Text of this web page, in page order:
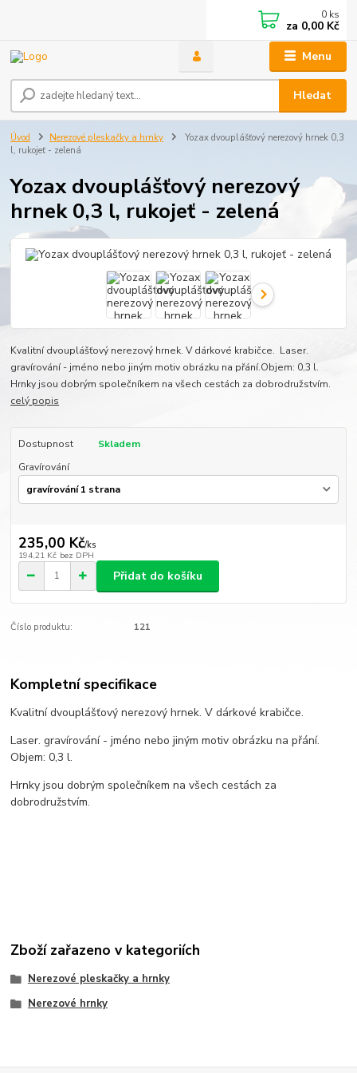
Menu
Hledat
0 ks
za 0,00 Kč
Úvod Nerezové pleskačky a hrnky
Yozax dvouplášťový nerezový hrnek 0,3
l, rukojeť - zelená
Yozax dvouplášťový nerezový
hrnek 0,3 l, rukojeť - zelená
Kvalitní dvouplášťový nerezový hrnek. V dárkové krabičce. Laser.
gravírování - jméno nebo jiným motiv obrázku na přání.Objem: 0,3 l.
Hrnky jsou dobrým společníkem na všech cestách za dobrodružstvím.
celý popis
Dostupnost
Skladem
Gravírování
235,00 Kč/ks
194,21 Kč bez DPH
Přidat do košíku
Číslo produktu: 121
Kompletní specifikace
Kvalitní dvouplášťový nerezový hrnek. V dárkové krabičce.
Laser. gravírování - jméno nebo jiným motiv obrázku na přání.
Objem: 0,3 l.
Hrnky jsou dobrým společníkem na všech cestách za
dobrodružstvím.
Zboží zařazeno v kategoriích
Nerezové pleskačky a hrnky
Nerezové hrnky